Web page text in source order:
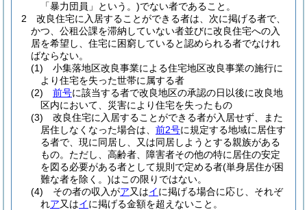
「暴力団員」という。)でない者であること。
2
改良住宅に入居することができる者は、次に掲げる者で、
かつ、公租公課を滞納していない者並びに改良住宅への入
居を希望し、住宅に困窮していると認められる者でなけれ
ばならない。
(1)
小集落地区改良事業による住宅地区改良事業の施行に
より住宅を失った世帯に属する者
(2)
前号に該当する者で改良地区の承認の日以後に改良地
区内において、災害により住宅を失ったもの
(3)
改良住宅に入居することができる者が入居せず、また
居住しなくなった場合は、 前2号に規定する地域に居住す
る者で、現に同居し、又は同居しようとする親族がある
もの。 ただし、高齢者、障害者その他の特に居住の安定
を図る必要がある者として規則で定める者(単身居住が困
難な者を除く。)はこの限りではない。
(4)
その者の収入がア又はイに掲げる場合に応じ、それぞ
れア又はイに掲げる金額を超えないこと。